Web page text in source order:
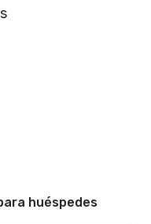
huéspedes